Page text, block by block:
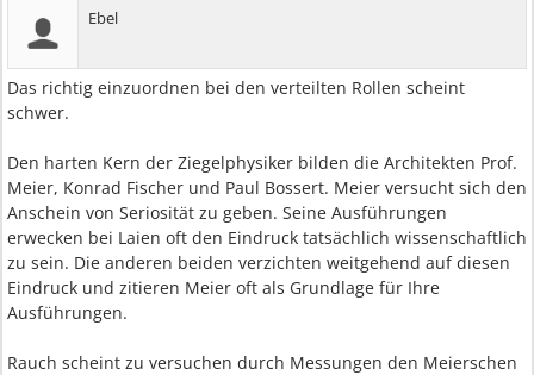
Ebel
Das richtig einzuordnen bei den verteilten Rollen scheint
schwer.
Den harten Kern der Ziegelphysiker bilden die Architekten Prof.
Meier, Konrad Fischer und Paul Bossert. Meier versucht sich den
Anschein von Seriosität zu geben. Seine Ausführungen
erwecken bei Laien oft den Eindruck tatsächlich wissenschaftlich
zu sein. Die anderen beiden verzichten weitgehend auf diesen
Eindruck und zitieren Meier oft als Grundlage für Ihre
Ausführungen.
Rauch scheint zu versuchen durch Messungen den Meierschen